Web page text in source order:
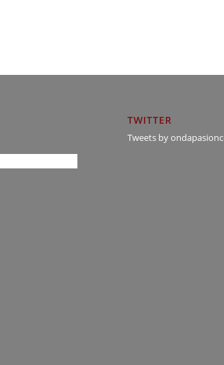
TWITTER
Tweets by